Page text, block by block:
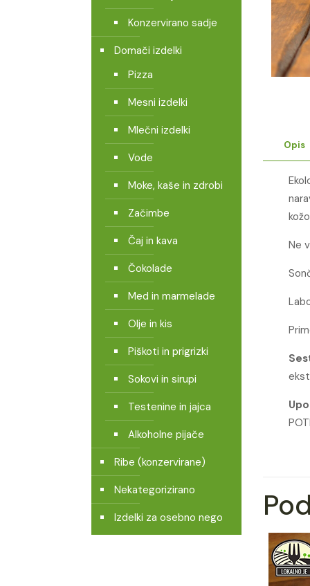
Opis
Ne
Konzervirano sadje
Domači izdelki
Pizza
Mesni izdelki
Mlečni izdelki
Vode
Moke, kaše in zdrobi
Začimbe
Čaj in kava
Čokolade
Med in marmelade
Olje in kis
Piškoti in prigrizki
Sokovi in sirupi
Testenine in jajca
Alkoholne pijače
Ribe (konzervirane)
Nekategorizirano
Izdelki za osebno nego